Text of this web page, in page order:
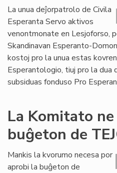
La unua deĵorpatrolo de Civila
Esperanta Servo aktivos
venontmonate en Lesjoforso,
Skandinavan Esperanto-
kostoj pro la unua estas
Esperantologio, tiuj pro la dua
subsiduas fonduso Pro
La Komitato
buĝeton de
Mankis la kvorumo necesa por
aprobi la buĝeton de